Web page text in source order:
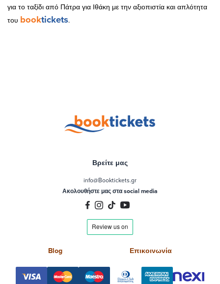
για το ταξίδι από Πάτρα για Ιθάκη με την αξιοπιστία και απλότητα
του booktickets.
Βρείτε μας
info@Booktickets.gr
Ακολουθήστε μας στα social media
Blog Επικοινωνία